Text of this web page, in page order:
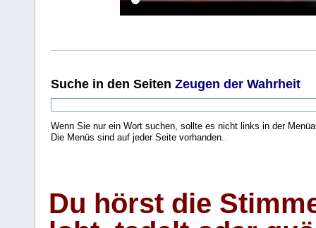
Suche in den Seiten Zeugen der Wahrheit
Wenn Sie nur ein Wort suchen, sollte es nicht links in der
Die Menüs sind auf jeder Seite vorhanden..
Du hörst die